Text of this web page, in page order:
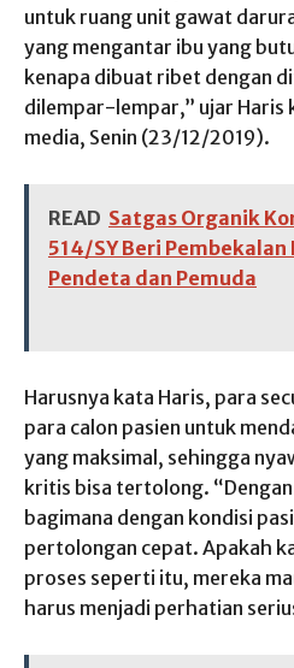
untuk ruang unit gawat
yang mengantar ibu yang
kenapa dibuat ribet dengan
dilempar-lempar,” ujar Haris
media, Senin (23/12/2019).
READ Satgas Organik
514/SY Beri
Pendeta dan Pemuda
Harusnya kata Haris, para
para calon pasien untuk
yang maksimal, sehingga
kritis bisa tertolong.
bagimana dengan kondisi
pertolongan cepat. Apakah
proses seperti itu, mereka
harus menjadi perhatian